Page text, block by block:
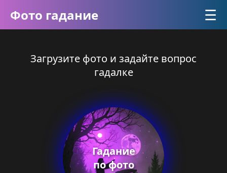
Фото гадание ☰
Загрузите фото и задайте вопрос
гадалке
Гадание
по фото